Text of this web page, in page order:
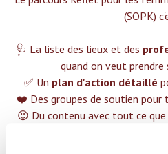
(SOPK)
🩺 La liste des lieux et des
quand on veut prendre
✅ Un plan d'action détaillé
❤️ Des groupes de soutien pour
😉 Du contenu avec tout ce